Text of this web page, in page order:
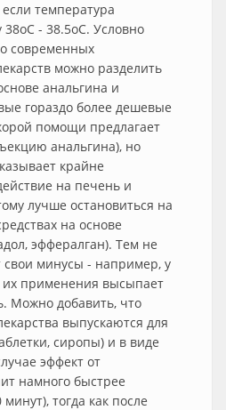
температура
38oС - 38.5oС. Условно
современных
можно разделить
анальгина и
гораздо более дешевые
помощи предлагает
анальгина), но
крайне
на печень и
лучше остановиться на
на основе
эффералган). Тем не
минусы - например, у
их применения высыпает
Можно добавить, что
выпускаются для
сиропы) и в виде
эффект от
намного быстрее
тогда как после